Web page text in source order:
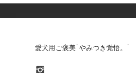
愛犬用ご褒美”やみつき覚悟。”